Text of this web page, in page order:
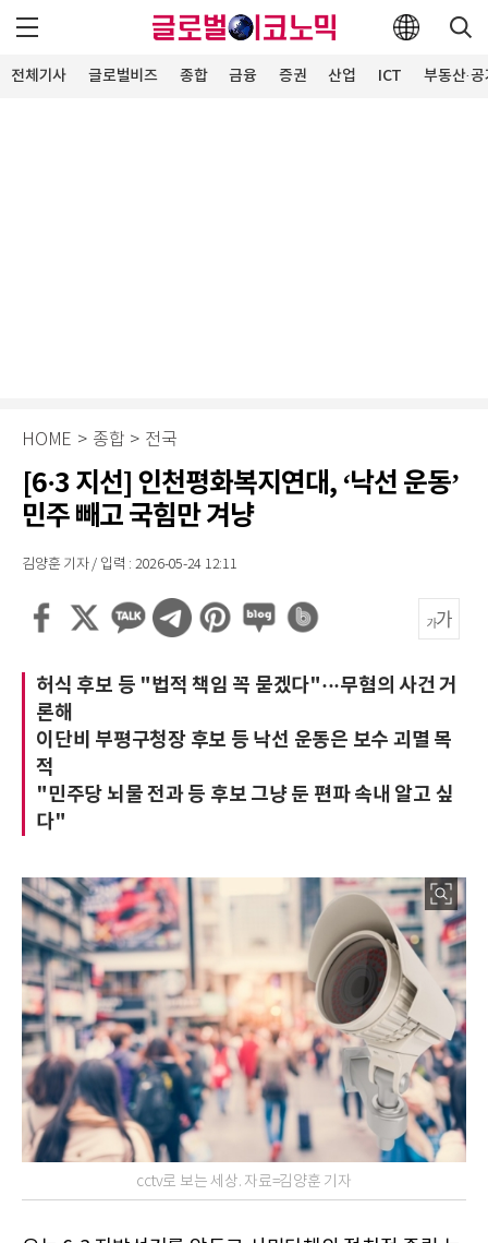
전체기사 글로벌비즈 종합 금융 증권 산업 ICT 부동산·
HOME > 종합 > 전국
[6·3 지선] 인천평화복지연대, ‘낙선 운동’
민주 빼고 국힘만 겨냥
김양훈 기자 / 입력 : 2026-05-24 12:11
허식 후보 등 "법적 책임 꼭 묻겠다"···무혐의 사건 거
론해
이단비 부평구청장 후보 등 낙선 운동은 보수 괴멸 목
적
"민주당 뇌물 전과 등 후보 그냥 둔 편파 속내 알고 싶
다"
cctv로 보는 세상. 자료=김양훈 기자